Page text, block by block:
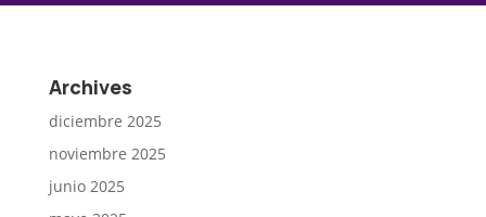
Archives
diciembre 2025
noviembre 2025
junio 2025